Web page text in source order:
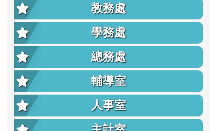
教務處
學務處
總務處
輔導室
人事室